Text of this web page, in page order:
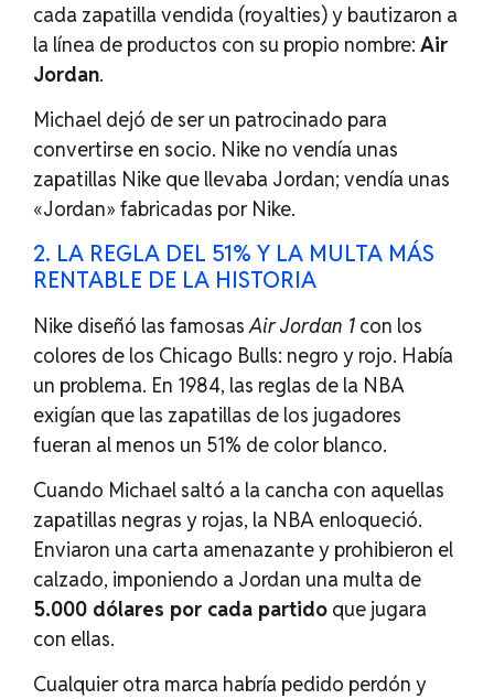
cada zapatilla vendida (royalties) y bautizaron a
la línea de productos con su propio nombre: Air
Jordan.
Michael dejó de ser un patrocinado para
convertirse en socio. Nike no vendía unas
zapatillas Nike que llevaba Jordan; vendía unas
«Jordan» fabricadas por Nike.
2. LA REGLA DEL 51% Y LA MULTA MÁS
RENTABLE DE LA HISTORIA
Nike diseñó las famosasAir Jordan 1 con los
colores de los Chicago Bulls: negro y rojo. Había
un problema. En 1984, las reglas de la NBA
exigían que las zapatillas de los jugadores
fueran al menos un 51% de color blanco.
Cuando Michael saltó a la cancha con aquellas
zapatillas negras y rojas, la NBA enloqueció.
Enviaron una carta amenazante y prohibieron el
calzado, imponiendo a Jordan una multa de
5.000 dólares por cada partido que jugara
con ellas.
Cualquier otra marca habría pedido perdón y